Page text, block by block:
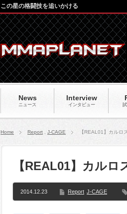
News
ニュース
Interview
インタビュー
この星の格闘技を追いかける
Home Report J-CAGE 【REAL01】カルロ
【REAL01】カル
2014.12.23 Report J-CAGE